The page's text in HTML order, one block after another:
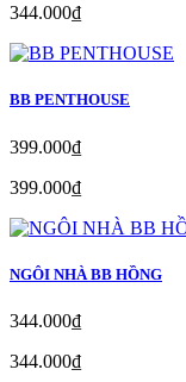
344.000₫
BB PENTHOUSE
399.000₫
399.000₫
NGÔI NHÀ BB HỒNG
344.000₫
344.000₫